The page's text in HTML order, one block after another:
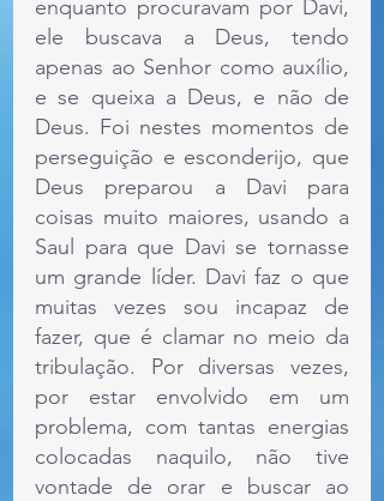
enquanto procuravam por Davi,
ele buscava a Deus, tendo
apenas ao Senhor como auxílio,
e se queixa a Deus, e não de
Deus. Foi nestes momentos de
perseguição e esconderijo, que
Deus preparou a Davi para
coisas muito maiores, usando a
Saul para que Davi se tornasse
um grande líder. Davi faz o que
muitas vezes sou incapaz de
fazer, que é clamar no meio da
tribulação. Por diversas vezes,
por estar envolvido em um
problema, com tantas energias
colocadas naquilo, não tive
vontade de orar e buscar ao